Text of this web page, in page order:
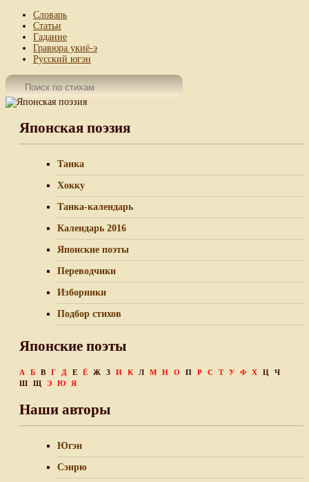
Словарь
Статьи
Гадание
Гравюра укиё-э
Русский югэн
Японская поэзия
Танка
Хокку
Танка-календарь
Календарь 2016
Японские поэты
Переводчики
Изборники
Подбор стихов
Японские поэты
А Б В Г Д Е Ё Ж З И К Л М Н О П Р С Т У Ф Х Ц
Ч
Ш
Щ Э Ю Я
Наши авторы
Югэн
Сэнрю